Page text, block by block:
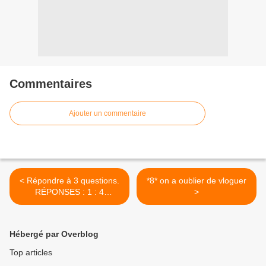
Commentaires
Ajouter un commentaire
< Répondre à 3 questions.
RÉPONSES : 1 : 4
semaines de peau nette 2 :
*8* on a oublier de vloguer
>
Hébergé par Overblog
Top articles